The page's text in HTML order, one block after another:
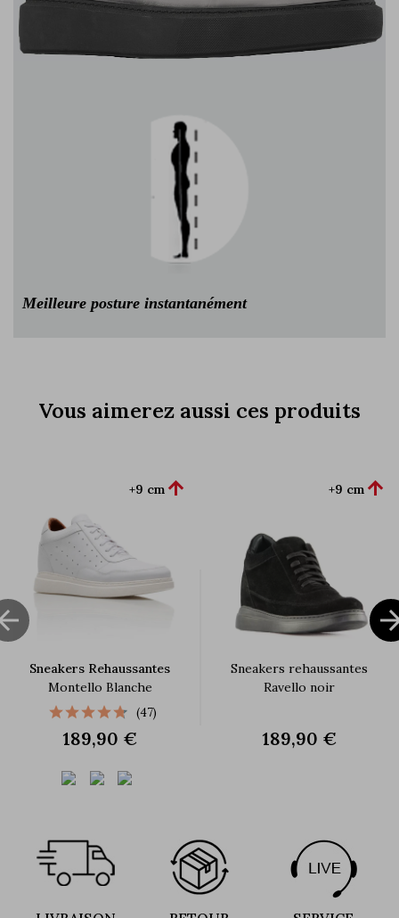
Meilleure posture instantanément
Vous aimerez aussi ces produits
Sneakers Rehaussantes
Montello Blanche
+9 cm 
(47)
189,90 €
Sneakers rehaussantes
Ravello noir
+9 cm 
189,90 €